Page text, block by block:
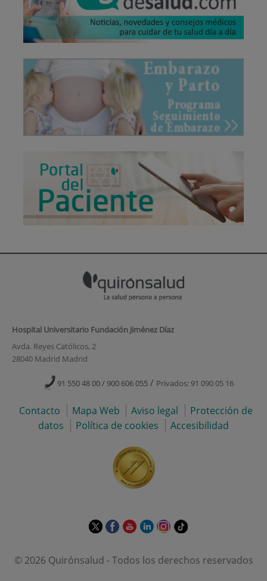
Hospital Universitario Fundación Jiménez Díaz
Avda. Reyes Católicos, 2
28040 Madrid Madrid
91 550 48 00 / 900 606 055 / Privados: 91 090 05 16
Contacto Mapa Web Aviso legal
Protección de
datos
Política de cookies Accesibilidad
Este
abrirá
Este
abrirá
Este
abrirá
Este
abrirá
Este
abrirá
Enlace
aplicación
© 2026 Quirónsalud - Todos los derechos reservados